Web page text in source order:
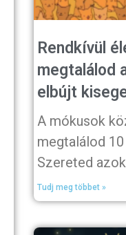
Rendkívül
megtalálod
elbújt
A mókusok
megtalálod
Szereted
Tudj meg többet »